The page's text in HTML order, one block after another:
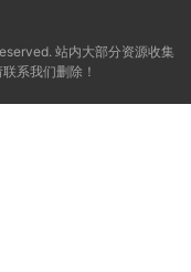
站内大部分资源收集
系我们删除！